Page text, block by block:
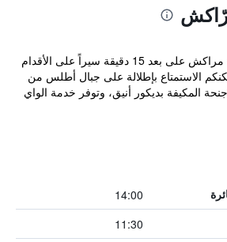
يقع هذا الرياض في مدينة مراكش على بعد 15 دقيقة سيراً على الأقدام
الاستمتاع بإطلالة على جبال أطلس من
المكيفة بديكور أنيق، وتوفر خدمة الواي
14:00
11:30